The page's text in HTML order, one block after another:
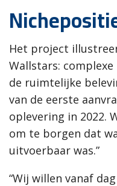
Het project
Wallstars:
de ruimtelijke
van de eerste
oplevering in 2022.
om te borgen dat
uitvoerbaar was.”
“Wij willen vanaf